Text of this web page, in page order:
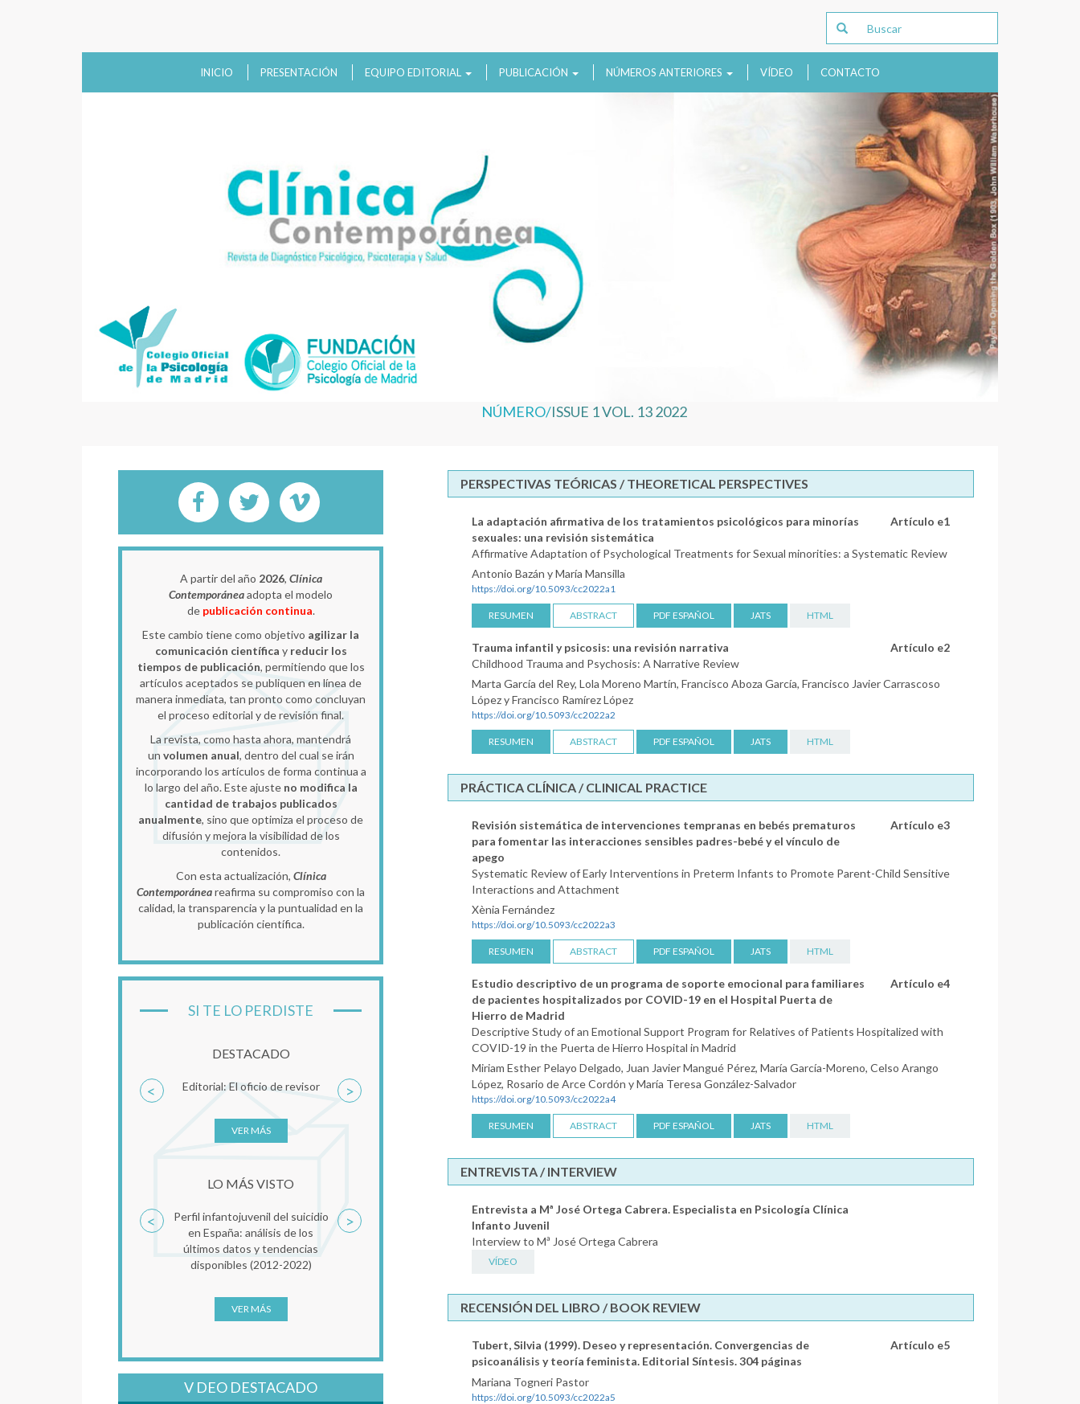
INICIO PRESENTACIÓN EQUIPO EDITORIAL PUBLICACIÓN NÚMEROS ANTERIORES VÍDEO CONTACTO
NÚMERO/ISSUE 1 VOL. 13 2022
PERSPECTIVAS TEÓRICAS / THEORETICAL PERSPECTIVES
La adaptación afirmativa de los tratamientos psicológicos para minorías
sexuales: una revisión sistemática
Artículo e1
Affirmative Adaptation of Psychological Treatments for Sexual minorities: a Systematic Review
Antonio Bazán y María Mansilla
https://doi.org/10.5093/cc2022a1
RESUMEN ABSTRACT PDF ESPAÑOL JATS HTML
Trauma infantil y psicosis: una revisión narrativa
Artículo e2
Childhood Trauma and Psychosis: A Narrative Review
Marta García del Rey, Lola Moreno Martín, Francisco Aboza García, Francisco Javier Carrascoso
López y Francisco Ramírez López
https://doi.org/10.5093/cc2022a2
RESUMEN ABSTRACT PDF ESPAÑOL JATS HTML
PRÁCTICA CLÍNICA / CLINICAL PRACTICE
Revisión sistemática de intervenciones tempranas en bebés prematuros
para fomentar las interacciones sensibles padres-bebé y el vínculo de
apego
Artículo e3
Systematic Review of Early Interventions in Preterm Infants to Promote Parent-Child Sensitive
Interactions and Attachment
Xènia Fernández
https://doi.org/10.5093/cc2022a3
RESUMEN ABSTRACT PDF ESPAÑOL JATS HTML
Estudio descriptivo de un programa de soporte emocional para familiares
de pacientes hospitalizados por COVID-19 en el Hospital Puerta de
Hierro de Madrid
Artículo e4
Descriptive Study of an Emotional Support Program for Relatives of Patients Hospitalized with
COVID-19 in the Puerta de Hierro Hospital in Madrid
Miriam Esther Pelayo Delgado, Juan Javier Mangué Pérez, María García-Moreno, Celso Arango
López, Rosario de Arce Cordón y María Teresa González-Salvador
https://doi.org/10.5093/cc2022a4
RESUMEN ABSTRACT PDF ESPAÑOL JATS HTML
ENTREVISTA / INTERVIEW
Entrevista a Mª José Ortega Cabrera. Especialista en Psicología Clínica
Infanto Juvenil
Interview to Mª José Ortega Cabrera
VÍDEO
RECENSIÓN DEL LIBRO / BOOK REVIEW
Tubert, Silvia (1999). Deseo y representación. Convergencias de
psicoanálisis y teoría feminista. Editorial Síntesis. 304 páginas
Artículo e5
Mariana Togneri Pastor
https://doi.org/10.5093/cc2022a5
A partir del año 2026, Clínica
Contemporáneaadopta el modelo
de publicación continua.
Este cambio tiene como objetivo agilizar la
comunicación científica y reducir los
tiempos de publicación, permitiendo que los
artículos aceptados se publiquen en línea de
manera inmediata, tan pronto como concluyan
el proceso editorial y de revisión final.
La revista, como hasta ahora, mantendrá
un volumen anual, dentro del cual se irán
incorporando los artículos de forma continua a
lo largo del año. Este ajuste no modifica la
cantidad de trabajos publicados
anualmente, sino que optimiza el proceso de
difusión y mejora la visibilidad de los
contenidos.
Con esta actualización, Clínica
Contemporáneareafirma su compromiso con la
calidad, la transparencia y la puntualidad en la
publicación científica.
SI TE LO PERDISTE
DESTACADO
Editorial: El oficio de revisor
VER MÁS
MBT-TF. Una aproximación
clínica al Trauma Complejo en
< >
LO MÁS VISTO
Perfil infantojuvenil del suicidio
en España: análisis de los
últimos datos y tendencias
disponibles (2012-2022)
VER MÁS
Reconsolidación de la memoria
como factor común en
psicoterapia del trauma
< >
V DEO DESTACADO